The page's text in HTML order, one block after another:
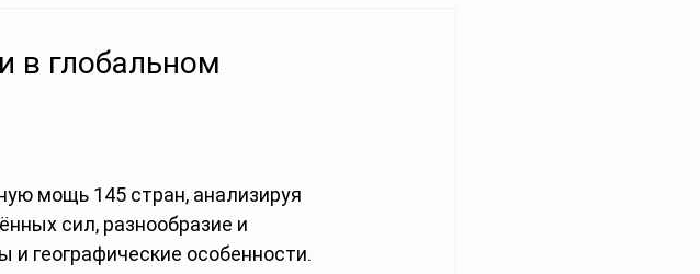
в глобальном
мощь 145 стран, анализируя
сил, разнообразие и
и географические особенности.